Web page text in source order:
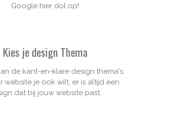
Google hier dol op!
Kies je design Thema
de kant-en-klare design thema's.
website je ook wilt, er is altijd een
dat bij jouw website past.